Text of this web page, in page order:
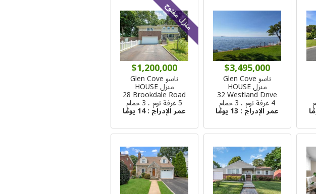
$3,495,000
ناسو Glen Cove
منزل HOUSE
32 Westland Drive
4 غرفة نوم ، 3 حمام
عمر الإدراج : 13 يومًا
منزل مفتوح
$1,200,000
ناسو Glen Cove
منزل HOUSE
28 Brookdale Road
5 غرفة نوم ، 3 حمام
عمر الإدراج :14 يومًا